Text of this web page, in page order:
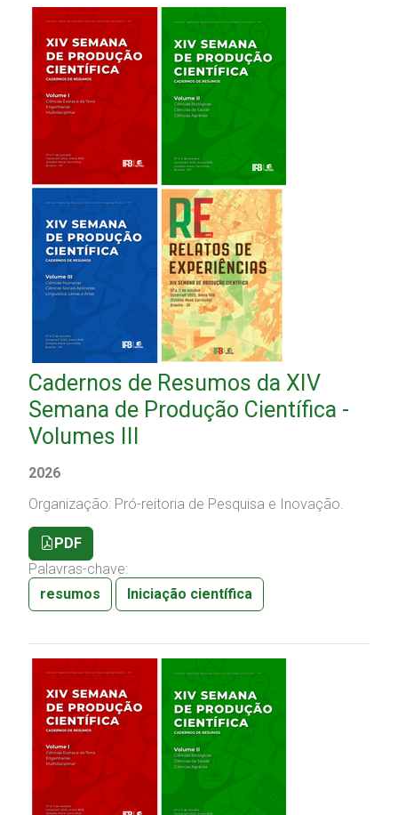
Cadernos de Resumos da XIV
Semana de Produção Científica -
Volumes III
2026
Organização: Pró-reitoria de Pesquisa e Inovação.
PDF
Palavras-chave:
resumos
Iniciação científica